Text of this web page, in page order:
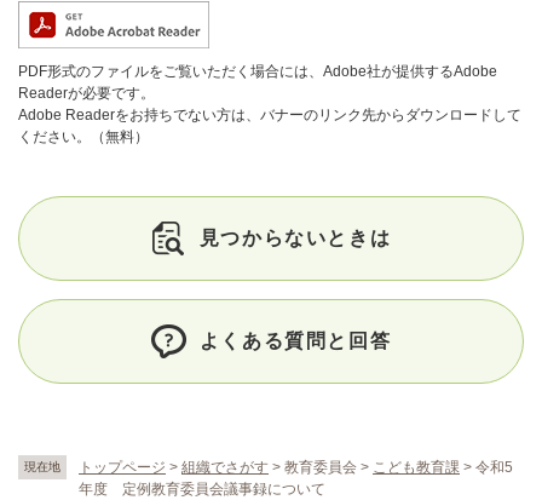
現在地 トップページ > 組織でさがす > 教育委員会 > こども教育課 > 令和5
年度 定例教育委員会議事録について
PDF形式のファイルをご覧いただく場合には、Adobe社が提供するAdobe
Readerが必要です。
Adobe Readerをお持ちでない方は、バナーのリンク先からダウンロードして
ください。（無料）
見つからないときは
よくある質問と回答